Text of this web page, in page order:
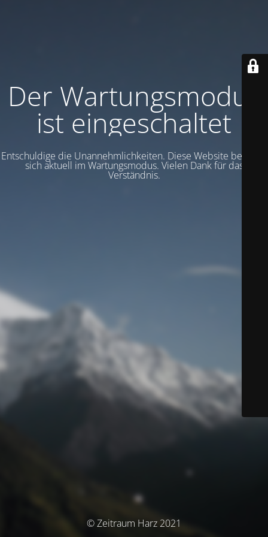
Der Wartungsmodus
ist eingeschaltet
Entschuldige die Unannehmlichkeiten. Diese Website befindet
sich aktuell im Wartungsmodus. Vielen Dank für das
Verständnis.
© Zeitraum Harz 2021